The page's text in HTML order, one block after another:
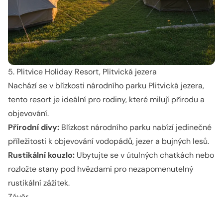
5. Plitvice Holiday Resort, Plitvická jezera
Nachází se v blízkosti národního parku Plitvická jezera,
tento resort je ideální pro rodiny, které milují přírodu a
objevování.
Přírodní divy: Blízkost národního parku nabízí jedinečné
příležitosti k objevování vodopádů, jezer a bujných lesů.
Rustikální kouzlo: Ubytujte se v útulných chatkách nebo
rozložte stany pod hvězdami pro nezapomenutelný
rustikální zážitek.